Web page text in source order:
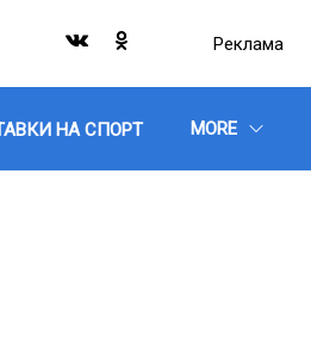
Реклама
НА СПОРТ MORE